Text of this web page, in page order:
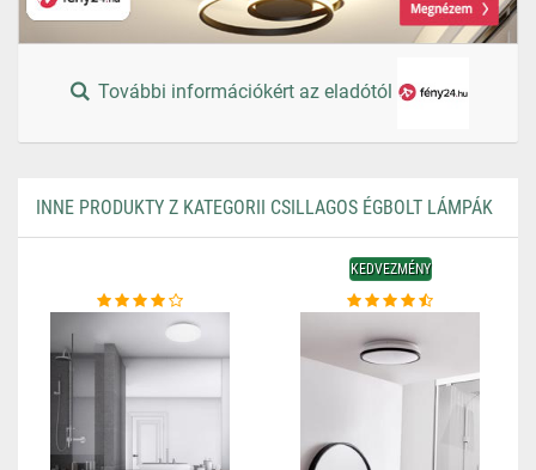
További információkért az eladótól
INNE PRODUKTY Z KATEGORII CSILLAGOS ÉGBOLT LÁMPÁK
KEDVEZMÉNY